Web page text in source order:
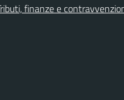
finanze e